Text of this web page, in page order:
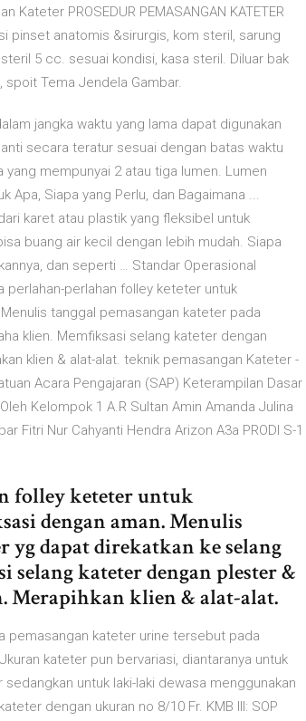
PROSEDUR PEMASANGAN KATETER
pinset anatomis &sirurgis, kom steril, sarung
5 cc. sesuai kondisi, kasa steril. Diluar bak
Tema Jendela Gambar.
jangka waktu yang lama dapat digunakan
secara teratur sesuai dengan batas waktu
mempunyai 2 atau tiga lumen. Lumen
Apa, Siapa yang Perlu, dan Bagaimana ...
karet atau plastik yang fleksibel untuk
buang air kecil dengan lebih mudah. Siapa
dan seperti … Standar Operasional
perlahan-perlahan folley keteter untuk
tanggal pemasangan kateter pada
klien. Memfiksasi selang kateter dengan
klien & alat-alat. teknik pemasangan Kateter -
Acara Pengajaran (SAP) Keterampilan Dasar
Kelompok 1 A.R Sultan Amin Amanda Julina
Fitri Nur Cahyanti Hendra Arizon A3a PRODI S-1
folley keteter untuk
dengan aman. Menulis
yg dapat direkatkan ke selang
selang kateter dengan plester &
Merapihkan klien & alat-alat.
pemasangan kateter urine tersebut pada
kateter pun bervariasi, diantaranya untuk
untuk laki-laki dewasa menggunakan
dengan ukuran no 8/10 Fr. KMB III: SOP